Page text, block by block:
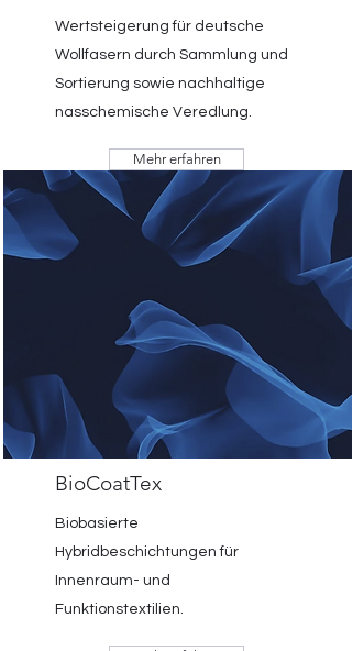
Wertsteigerung für deutsche
Wollfasern durch Sammlung und
Sortierung sowie nachhaltige
nasschemische Veredlung.
Mehr erfahren
BioCoatTex
Biobasierte
Hybridbeschichtungen für
Innenraum- und
Funktionstextilien.